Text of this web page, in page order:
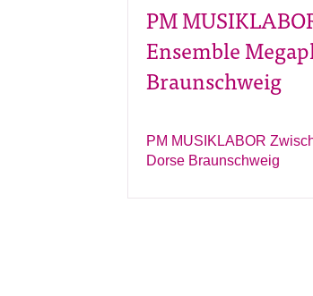
PM
Ensemble
Braunschweig
PM MUSIKLABOR
Dorse Braunschweig